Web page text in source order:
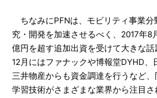
ちなみにPFNは、モビリティ事業分
究・開発を加速させるべく、2017年8
億円を超す追加出資を受けて大きな
12月にはファナックや博報堂DYHD、
三井物産からも資金調達を行うなど
学習技術がさまざまな業界から注目さ